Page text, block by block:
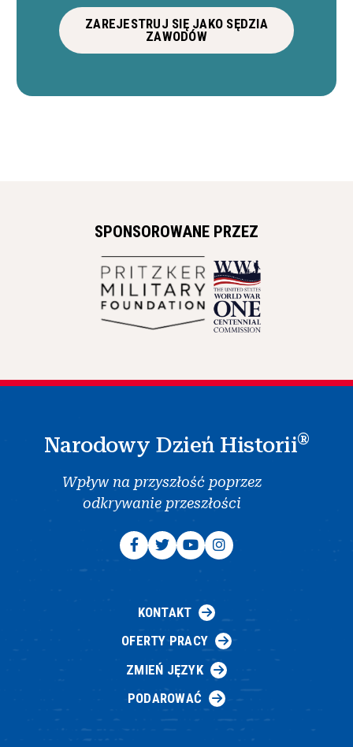
ZAREJESTRUJ SIĘ JAKO SĘDZIA
ZAWODÓW
SPONSOROWANE PRZEZ
Narodowy Dzień Historii®
Wpływ na przyszłość poprzez
odkrywanie przeszłości
KONTAKT
OFERTY PRACY
ZMIEŃ JĘZYK
PODAROWAĆ